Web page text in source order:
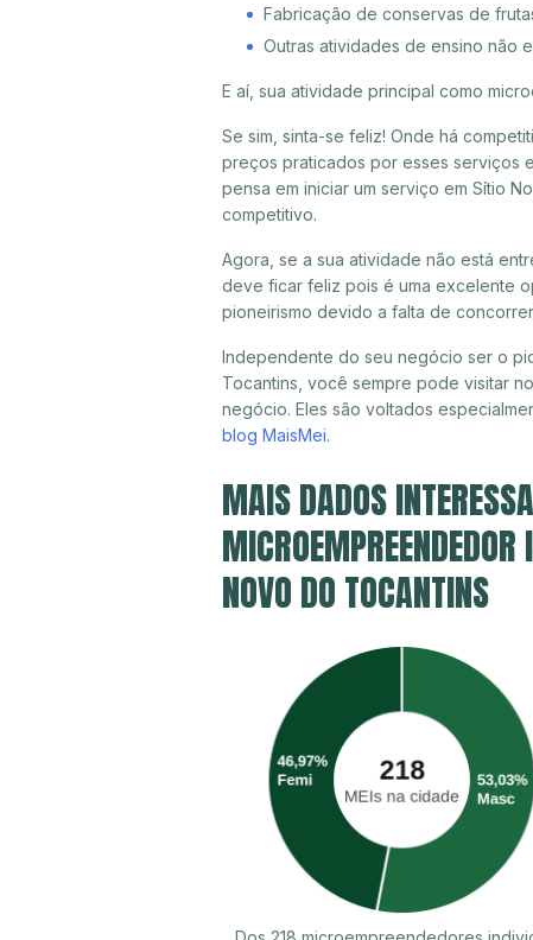
Fabricação de conservas de
Outras atividades de ensino não
E aí, sua atividade principal como
Se sim, sinta-se feliz! Onde há
preços praticados por esses serviços
pensa em iniciar um serviço em Sítio
competitivo.
Agora, se a sua atividade não está
deve ficar feliz pois é uma excelente
pioneirismo devido a falta de
Independente do seu negócio ser o
Tocantins, você sempre pode visitar
negócio. Eles são voltados
blog MaisMei.
MAIS DADOS
NOVO DO TOCANTINS